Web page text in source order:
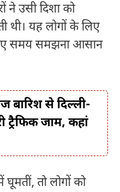
ने उसी दिशा को
थी। यह लोगों के लिए
समय समझना आसान
से दिल्ली-
ट्रैफिक जाम, कहां
घूमतीं, तो लोगों को